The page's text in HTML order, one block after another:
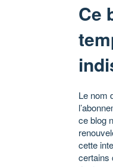
Ce
Le nom
ce blog
cette
certains